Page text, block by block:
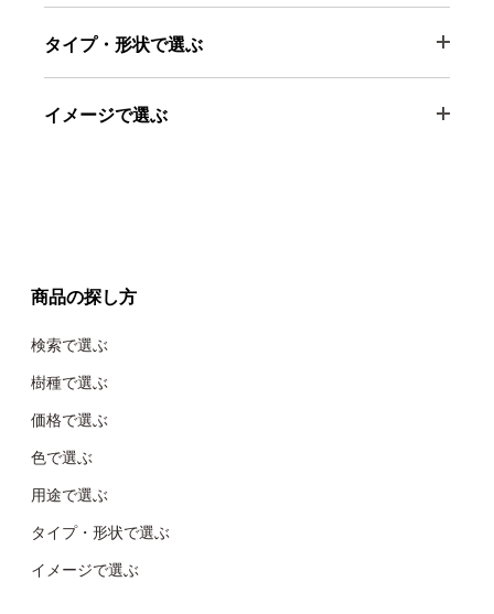
タイプ・形状で選ぶ
イメージで選ぶ
商品の探し方
検索で選ぶ
樹種で選ぶ
価格で選ぶ
色で選ぶ
用途で選ぶ
タイプ・形状で選ぶ
イメージで選ぶ